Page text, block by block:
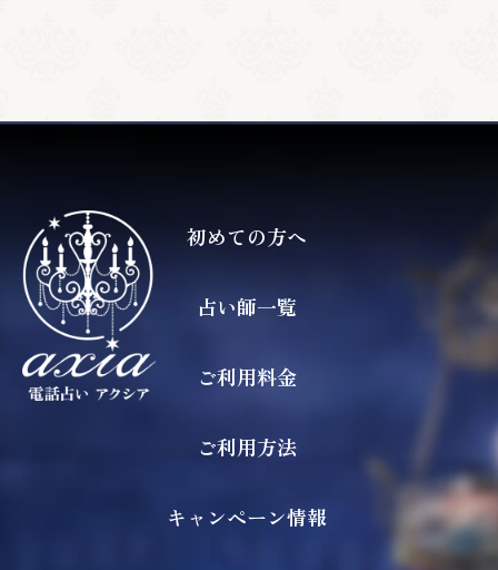
初めての方へ
占い師一覧
ご利用料金
ご利用方法
キャンペーン情報